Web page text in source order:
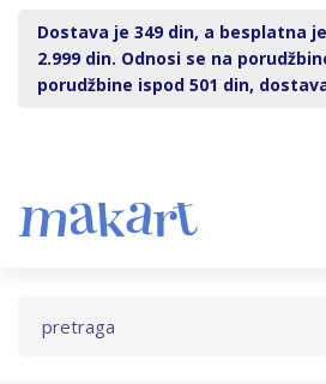
Dostava je 349 din, a besplatna
2.999 din. Odnosi se na
porudžbine ispod 501 din,